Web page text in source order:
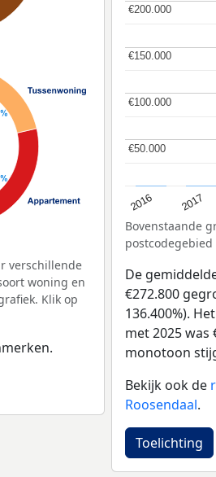
verschillende
woning en
Klik op
2016 2017
€50.000
€50.000
€100.000
€100.000
€150.000
€150.000
€200.000
€200.000
Bovenstaande
postcodegebied
De
€272.800
136.400%).
met 2025 was
monotoon
Bekijk ook de
Roosendaal.
Toelichting